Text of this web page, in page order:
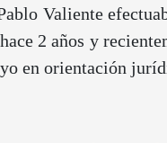
Valiente
2 años y
en orientación